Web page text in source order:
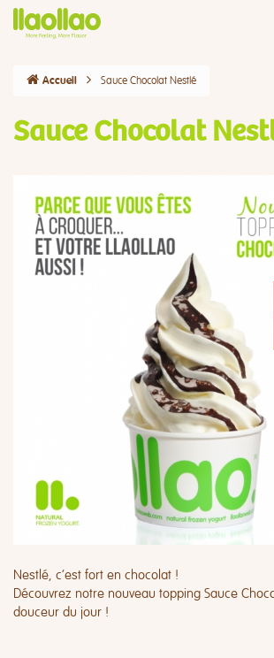
Accueil Sauce Chocolat Nestlé
Sauce Chocolat
Nestlé, c’est fort en chocolat !
Découvrez notre nouveau topping Sauce
douceur du jour !